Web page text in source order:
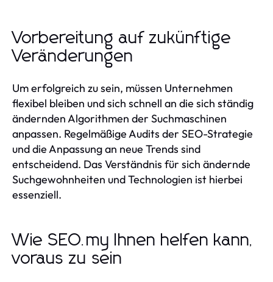
Vorbereitung auf zukünftige
Veränderungen
Um erfolgreich zu sein, müssen Unternehmen
flexibel bleiben und sich schnell an die sich ständig
ändernden Algorithmen der Suchmaschinen
anpassen. Regelmäßige Audits der SEO-Strategie
und die Anpassung an neue Trends sind
entscheidend. Das Verständnis für sich ändernde
Suchgewohnheiten und Technologien ist hierbei
essenziell.
Wie SEO.my Ihnen helfen kann,
voraus zu sein